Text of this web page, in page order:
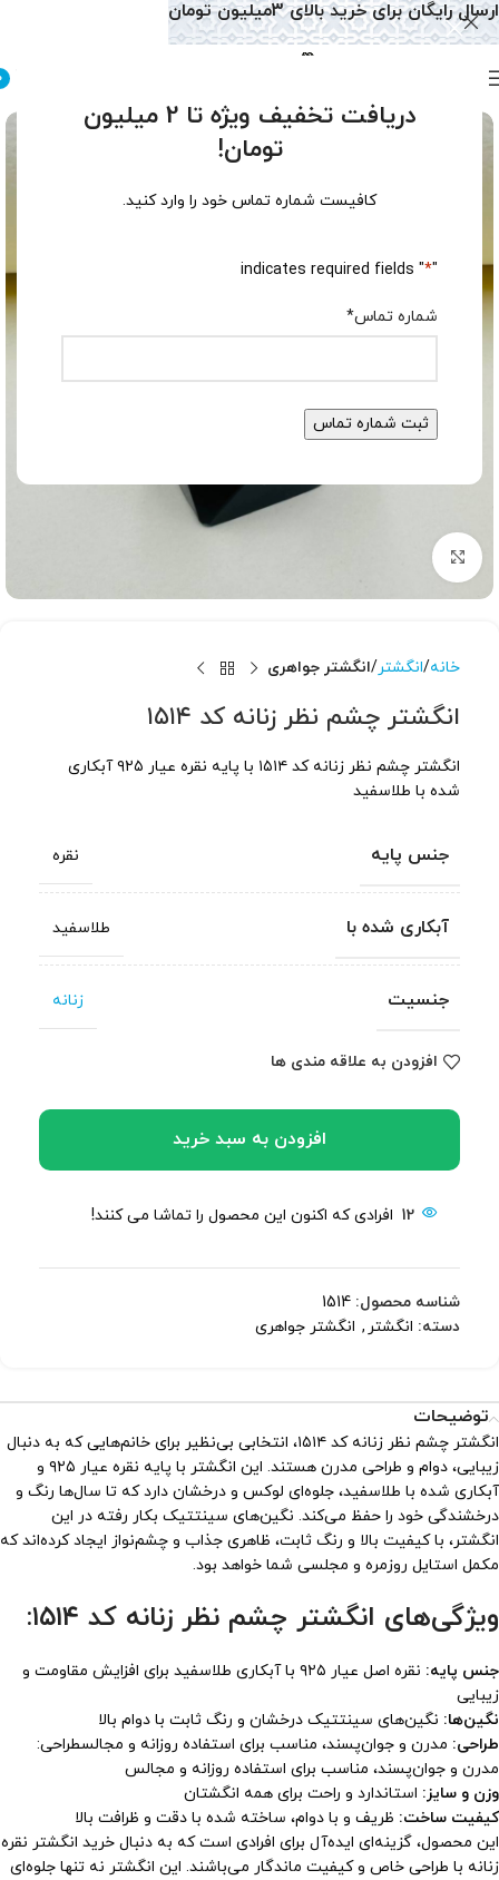
دریافت تخفیف ویژه تا 2 میلیون
تومان!
کافیست شماره تماس خود را وارد کنید.
"
*
" indicates required fields
شماره تماس*
برای بزرگنمایی کلیک کنید
خانه انگشتر انگشتر جواهری
انگشتر چشم نظر زنانه کد ۱۵۱۴
انگشتر چشم نظر زنانه کد ۱۵۱۴ با پایه نقره عیار ۹۲۵ آبکاری
شده با طلاسفید
جنس پایه نقره
آبکاری شده با طلاسفید
جنسیت زنانه
افزودن به علاقه مندی ها
افزودن به سبد خرید
12 افرادی که اکنون این محصول را تماشا می کنند!
شناسه محصول: 1514
دسته: انگشتر , انگشتر جواهری
توضیحات
انگشتر چشم نظر زنانه کد ۱۵۱۴، انتخابی بی‌نظیر برای خانم‌هایی که به دنبال
زیبایی، دوام و طراحی مدرن هستند. این انگشتر با پایه نقره عیار ۹۲۵ و
آبکاری شده با طلاسفید، جلوه‌ای لوکس و درخشان دارد که تا سال‌ها رنگ و
درخشندگی خود را حفظ می‌کند. نگین‌های سینتتیک بکار رفته در این
انگشتر، با کیفیت بالا و رنگ ثابت، ظاهری جذاب و چشم‌نواز ایجاد کرده‌اند که
مکمل استایل روزمره و مجلسی شما خواهد بود.
ویژگی‌های انگشتر چشم نظر زنانه کد ۱۵۱۴:
جنس پایه:
نقره اصل عیار ۹۲۵ با آبکاری طلاسفید برای افزایش مقاومت و
زیبایی
نگین‌ها: نگین‌های سینتتیک درخشان و رنگ ثابت با دوام بالا
طراحی: مدرن و جوان‌پسند، مناسب برای استفاده روزانه و مجالسطراحی:
مدرن و جوان‌پسند، مناسب برای استفاده روزانه و مجالس
وزن و سایز: استاندارد و راحت برای همه انگشتان
کیفیت ساخت: ظریف و با دوام، ساخته شده با دقت و ظرافت بالا
این محصول، گزینه‌ای ایده‌آل برای افرادی است که به دنبال خرید انگشتر نقره
زنانه با طراحی خاص و کیفیت ماندگار می‌باشند. این انگشتر نه تنها جلوه‌ای
ارسال رایگان برای خرید بالای 3میلیون تومان